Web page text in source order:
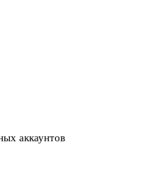
аккаунтов